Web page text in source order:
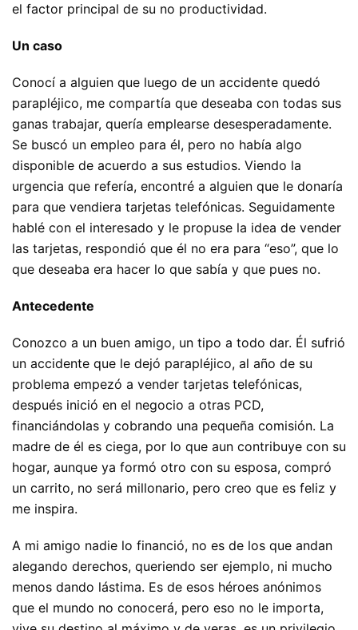
el factor principal de su no productividad.
Un caso
Conocí a alguien que luego de un accidente quedó
parapléjico, me compartía que deseaba con todas sus
ganas trabajar, quería emplearse desesperadamente.
Se buscó un empleo para él, pero no había algo
disponible de acuerdo a sus estudios. Viendo la
urgencia que refería, encontré a alguien que le donaría
para que vendiera tarjetas telefónicas. Seguidamente
hablé con el interesado y le propuse la idea de vender
las tarjetas, respondió que él no era para “eso”, que lo
que deseaba era hacer lo que sabía y que pues no.
Antecedente
Conozco a un buen amigo, un tipo a todo dar. Él sufrió
un accidente que le dejó parapléjico, al año de su
problema empezó a vender tarjetas telefónicas,
después inició en el negocio a otras PCD,
financiándolas y cobrando una pequeña comisión. La
madre de él es ciega, por lo que aun contribuye con su
hogar, aunque ya formó otro con su esposa, compró
un carrito, no será millonario, pero creo que es feliz y
me inspira.
A mi amigo nadie lo financió, no es de los que andan
alegando derechos, queriendo ser ejemplo, ni mucho
menos dando lástima. Es de esos héroes anónimos
que el mundo no conocerá, pero eso no le importa,